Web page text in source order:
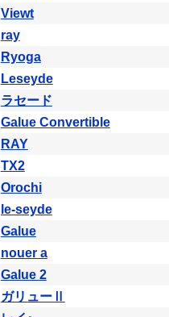
Viewt
ray
Ryoga
Leseyde
ラセード
Galue Convertible
RAY
TX2
Orochi
le-seyde
Galue
nouer a
Galue 2
ガリューⅡ